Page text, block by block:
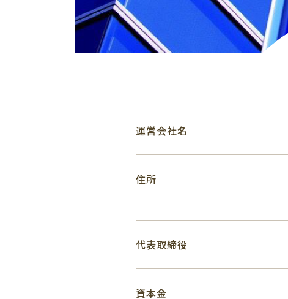
運営会社名
住所
代表取締役
資本金